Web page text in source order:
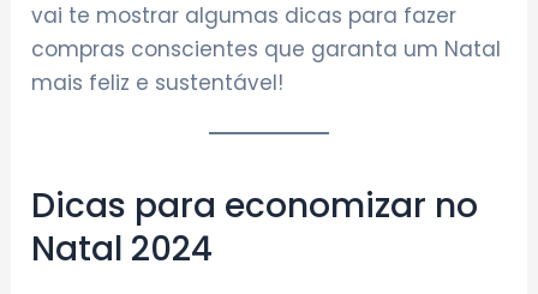
vai te mostrar algumas dicas para fazer
compras conscientes que garanta um Natal
mais feliz e sustentável!
Dicas para economizar no
Natal 2024